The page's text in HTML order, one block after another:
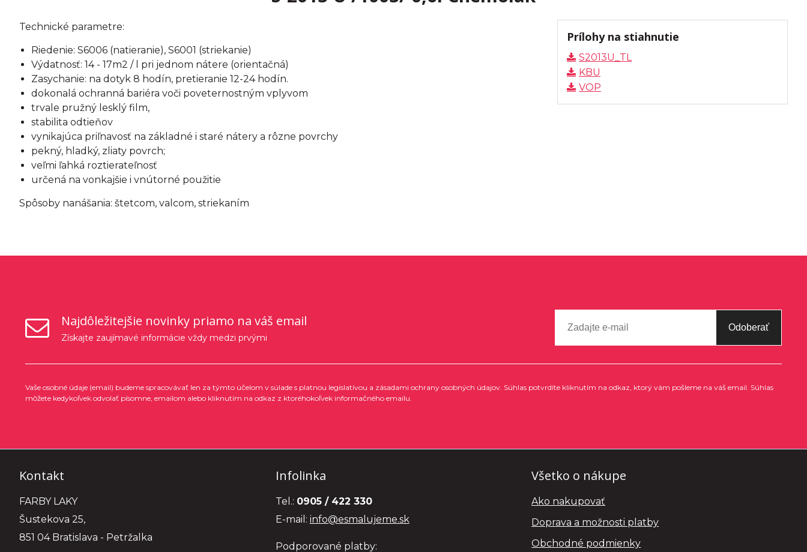
Prílohy na stiahnutie
S2013U_TL
KBU
VOP
Technické parametre:
Riedenie: S6006 (natieranie), S6001 (striekanie)
Výdatnosť: 14 - 17m2 / l pri jednom nátere (orientačná)
Zasychanie: na dotyk 8 hodín, pretieranie 12-24 hodín.
dokonalá ochranná bariéra voči poveternostným vplyvom
trvale pružný lesklý film,
stabilita odtieňov
vynikajúca priľnavosť na základné i staré nátery a rôzne povrchy
pekný, hladký, zliaty povrch;
veľmi ľahká roztierateľnosť
určená na vonkajšie i vnútorné použitie
Spôsoby nanášania: štetcom, valcom, striekaním
Najdôležitejšie novinky priamo na váš email
Získajte zaujímavé informácie vždy medzi prvými
Odoberať
Vaše osobné údaje (email) budeme spracovávať len za týmto účelom v súlade s platnou legislatívou a zásadami ochrany osobných údajov. Súhlas potvrdíte kliknutím na odkaz, ktorý vám pošleme na váš email. Súhlas
môžete kedykoľvek odvolať písomne, emailom alebo kliknutím na odkaz z ktoréhokoľvek informačného emailu.
Kontakt
FARBY LAKY
Šustekova 25,
851 04 Bratislava - Petržalka
Infolinka
Tel.: 0905 / 422 330
E-mail: info@esmalujeme.sk
Podporované platby:
Všetko o nákupe
Ako nakupovať
Doprava a možnosti platby
Obchodné podmienky